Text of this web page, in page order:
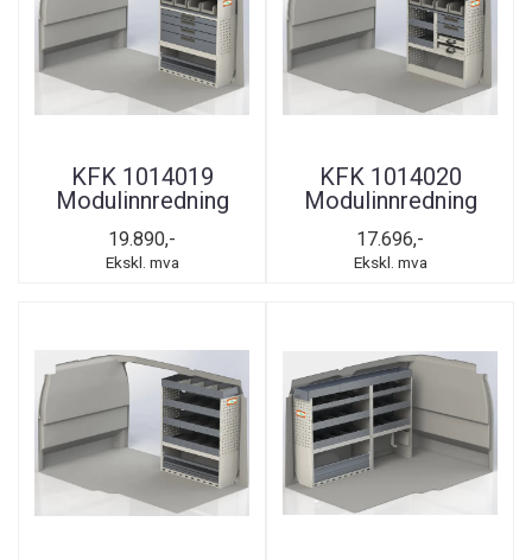
KFK 1014019
Modulinnredning
19.890,-
Ekskl. mva
KFK 1014020
Modulinnredning
17.696,-
Ekskl. mva